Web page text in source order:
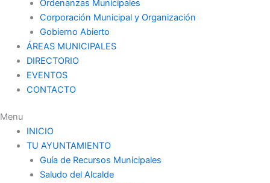
Ordenanzas Municipales
Corporación Municipal y Organización
Gobierno Abierto
ÁREAS MUNICIPALES
DIRECTORIO
EVENTOS
CONTACTO
Menu
INICIO
TU AYUNTAMIENTO
Guía de Recursos Municipales
Saludo del Alcalde